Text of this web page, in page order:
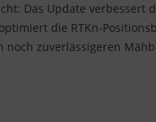
Das Update verbessert
die RTKn-
zuverlässigeren